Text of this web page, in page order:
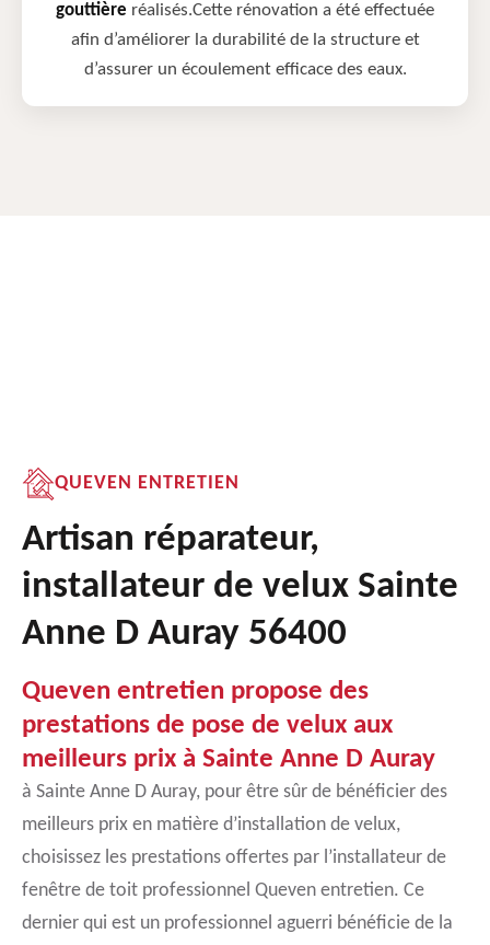
gouttière réalisés.Cette rénovation a été effectuée
afin d’améliorer la durabilité de la structure et
d’assurer un écoulement efficace des eaux.
QUEVEN ENTRETIEN
Artisan réparateur,
installateur de velux Sainte
Anne D Auray 56400
Queven entretien propose des
prestations de pose de velux aux
meilleurs prix à Sainte Anne D Auray
à Sainte Anne D Auray, pour être sûr de bénéficier des
meilleurs prix en matière d’installation de velux,
choisissez les prestations offertes par l’installateur de
fenêtre de toit professionnel Queven entretien. Ce
dernier qui est un professionnel aguerri bénéficie de la